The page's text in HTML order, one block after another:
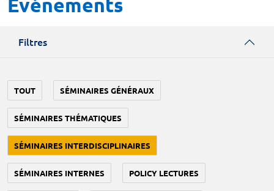
Filtres
TOUT SÉMINAIRES GÉNÉRAUX
SÉMINAIRES THÉMATIQUES
SÉMINAIRES INTERDISCIPLINAIRES
SÉMINAIRES INTERNES POLICY LECTURES